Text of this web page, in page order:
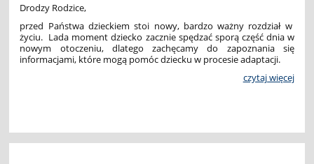
Drodzy Rodzice,
przed Państwa dzieckiem stoi nowy, bardzo ważny rozdział w
życiu. Lada moment dziecko zacznie spędzać sporą część dnia w
nowym
otoczeniu, dlatego zachęcamy do zapoznania
się
informacjami, które mogą pomócdzieckuw procesie adaptacji.
czytaj więcej